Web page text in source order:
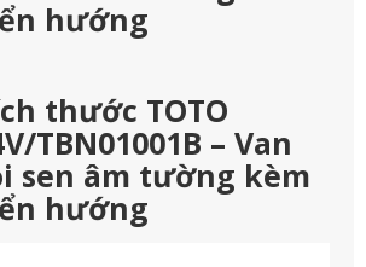
hướng
thước TOTO
TBN01001B – Van
sen âm tường kèm
hướng